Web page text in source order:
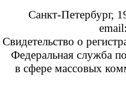
Санкт-Петербург,
Свидетельство о
Федеральная служба
в сфере массовых